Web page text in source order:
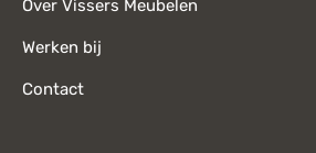
Over Vissers Meubelen
Werken bij
Contact